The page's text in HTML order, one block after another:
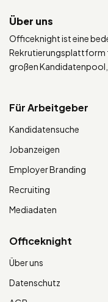
Über uns
Officeknight ist eine
Rekrutierungsplattform
großen
Für Arbeitgeber
Kandidatensuche
Jobanzeigen
Employer Branding
Recruiting
Mediadaten
Officeknight
Über uns
Datenschutz